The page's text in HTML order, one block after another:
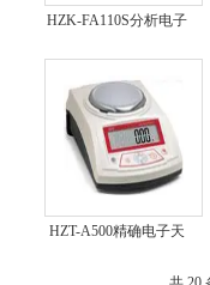
HZK-FA110S分析电子
HZT-A500精确电子天